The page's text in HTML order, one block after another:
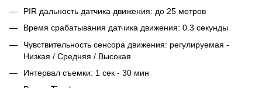
PIR дальность датчика движения: до 25 метров
Время срабатывания датчика движения: 0.3 секунды
Чувствительность сенсора движения: регулируемая -
Низкая / Средняя / Высокая
Интервал съемки: 1 сек - 30 мин